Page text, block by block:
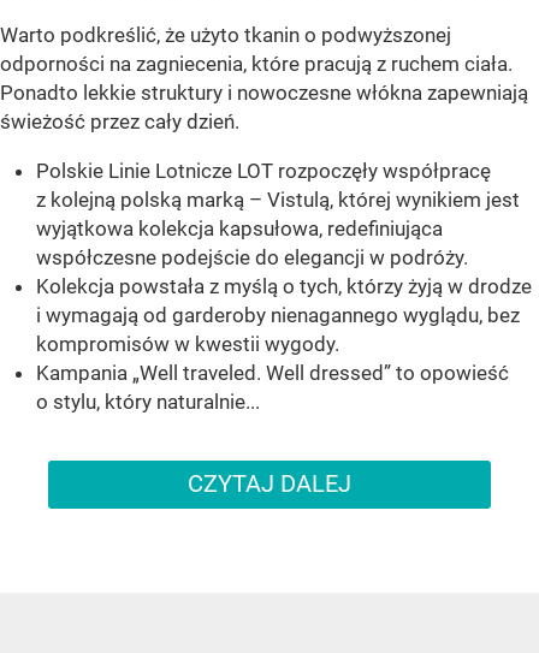
Warto podkreślić, że użyto tkanin o podwyższonej
odporności na zagniecenia, które pracują z ruchem ciała.
Ponadto lekkie struktury i nowoczesne włókna zapewniają
świeżość przez cały dzień.
Polskie Linie Lotnicze LOT rozpoczęły współpracę
z kolejną polską marką – Vistulą, której wynikiem jest
wyjątkowa kolekcja kapsułowa, redefiniująca
współczesne podejście do elegancji w podróży.
Kolekcja powstała z myślą o tych, którzy żyją w drodze
i wymagają od garderoby nienagannego wyglądu, bez
kompromisów w kwestii wygody.
Kampania „Well traveled. Well dressed” to opowieść
o stylu, który naturalnie...
CZYTAJ DALEJ